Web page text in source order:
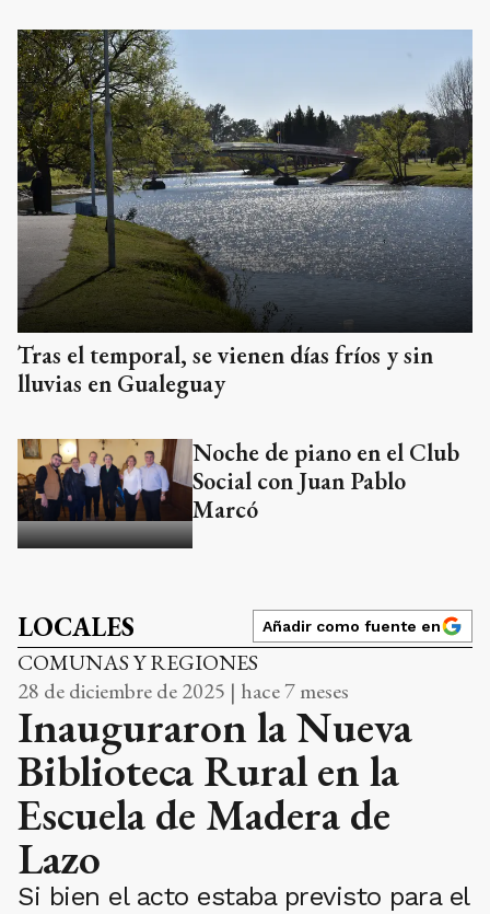
Tras el temporal, se vienen días fríos y sin
lluvias en Gualeguay
Noche de piano en el Club
Social con Juan Pablo
Marcó
LOCALES Añadir como fuente en
COMUNAS Y REGIONES
28 de diciembre de 2025 | hace 7 meses
Inauguraron la Nueva
Biblioteca Rural en la
Escuela de Madera de
Lazo
Si bien el acto estaba previsto para el